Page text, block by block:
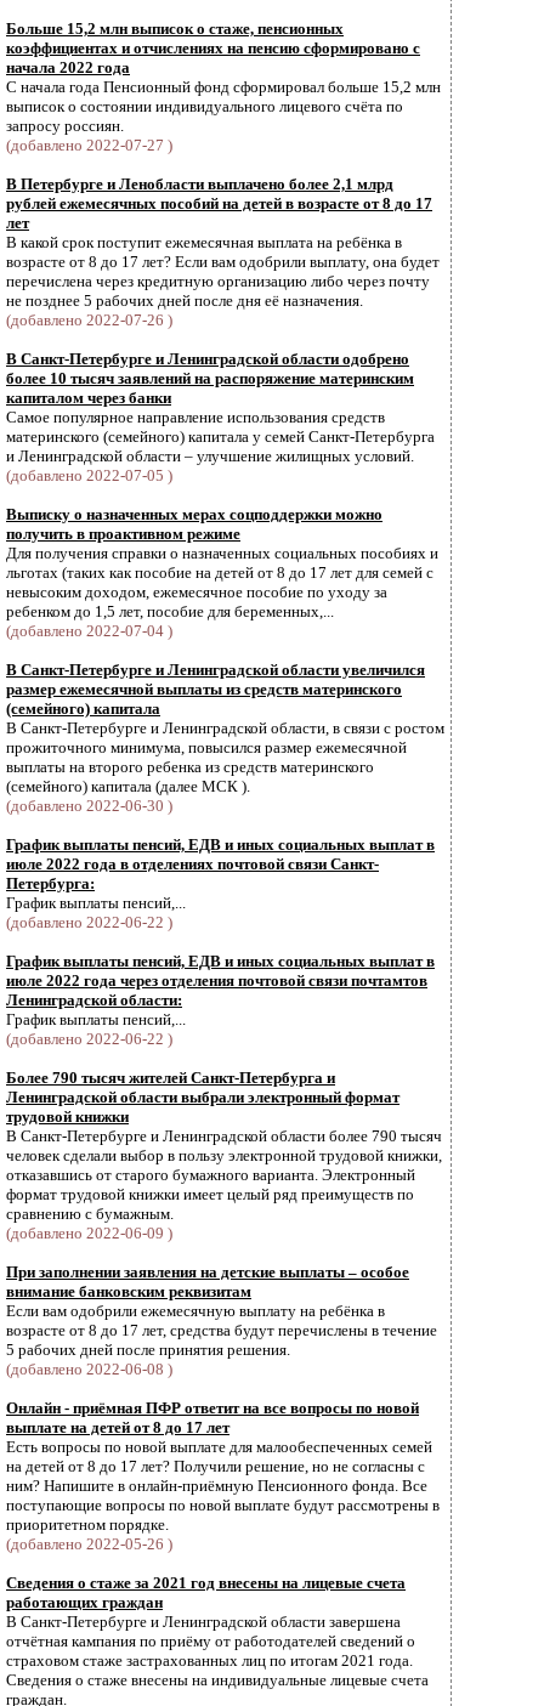
Больше 15,2 млн выписок о стаже, пенсионных
коэффициентах и отчислениях на пенсию сформировано с
начала 2022 года
С начала года Пенсионный фонд сформировал больше 15,2 млн
выписок о состоянии индивидуального лицевого счёта по
запросу россиян.
(добавлено 2022-07-27 )
В Петербурге и Ленобласти выплачено более 2,1 млрд
рублей ежемесячных пособий на детей в возрасте от 8 до 17
лет
В какой срок поступит ежемесячная выплата на ребёнка в
возрасте от 8 до 17 лет? Если вам одобрили выплату, она будет
перечислена через кредитную организацию либо через почту
не позднее 5 рабочих дней после дня её назначения.
(добавлено 2022-07-26 )
В Санкт-Петербурге и Ленинградской области одобрено
более 10 тысяч заявлений на распоряжение материнским
капиталом через банки
Самое популярное направление использования средств
материнского (семейного) капитала у семей Санкт-Петербурга
и Ленинградской области – улучшение жилищных условий.
(добавлено 2022-07-05 )
Выписку о назначенных мерах соцподдержки можно
получить в проактивном режиме
Для получения справки о назначенных социальных пособиях и
льготах (таких как пособие на детей от 8 до 17 лет для семей с
невысоким доходом, ежемесячное пособие по уходу за
ребенком до 1,5 лет, пособие для беременных,...
(добавлено 2022-07-04 )
В Санкт-Петербурге и Ленинградской области увеличился
размер ежемесячной выплаты из средств материнского
(семейного) капитала
В Санкт-Петербурге и Ленинградской области, в связи с ростом
прожиточного минимума, повысился размер ежемесячной
выплаты на второго ребенка из средств материнского
(семейного) капитала (далее МСК ).
(добавлено 2022-06-30 )
График выплаты пенсий, ЕДВ и иных социальных выплат в
июле 2022 года в отделениях почтовой связи Санкт-
Петербурга:
График выплаты пенсий,...
(добавлено 2022-06-22 )
График выплаты пенсий, ЕДВ и иных социальных выплат в
июле 2022 года через отделения почтовой связи почтамтов
Ленинградской области:
График выплаты пенсий,...
(добавлено 2022-06-22 )
Более 790 тысяч жителей Санкт-Петербурга и
Ленинградской области выбрали электронный формат
трудовой книжки
В Санкт-Петербурге и Ленинградской области более 790 тысяч
человек сделали выбор в пользу электронной трудовой книжки,
отказавшись от старого бумажного варианта. Электронный
формат трудовой книжки имеет целый ряд преимуществ по
сравнению с бумажным.
(добавлено 2022-06-09 )
При заполнении заявления на детские выплаты – особое
внимание банковским реквизитам
Если вам одобрили ежемесячную выплату на ребёнка в
возрасте от 8 до 17 лет, средства будут перечислены в течение
5 рабочих дней после принятия решения.
(добавлено 2022-06-08 )
Онлайн - приёмная ПФР ответит на все вопросы по новой
выплате на детей от 8 до 17 лет
Есть вопросы по новой выплате для малообеспеченных семей
на детей от 8 до 17 лет? Получили решение, но не согласны с
ним? Напишите в онлайн-приёмную Пенсионного фонда. Все
поступающие вопросы по новой выплате будут рассмотрены в
приоритетном порядке.
(добавлено 2022-05-26 )
Сведения о стаже за 2021 год внесены на лицевые счета
работающих граждан
В Санкт-Петербурге и Ленинградской области завершена
отчётная кампания по приёму от работодателей сведений о
страховом стаже застрахованных лиц по итогам 2021 года.
Cведения о стаже внесены на индивидуальные лицевые счета
граждан.